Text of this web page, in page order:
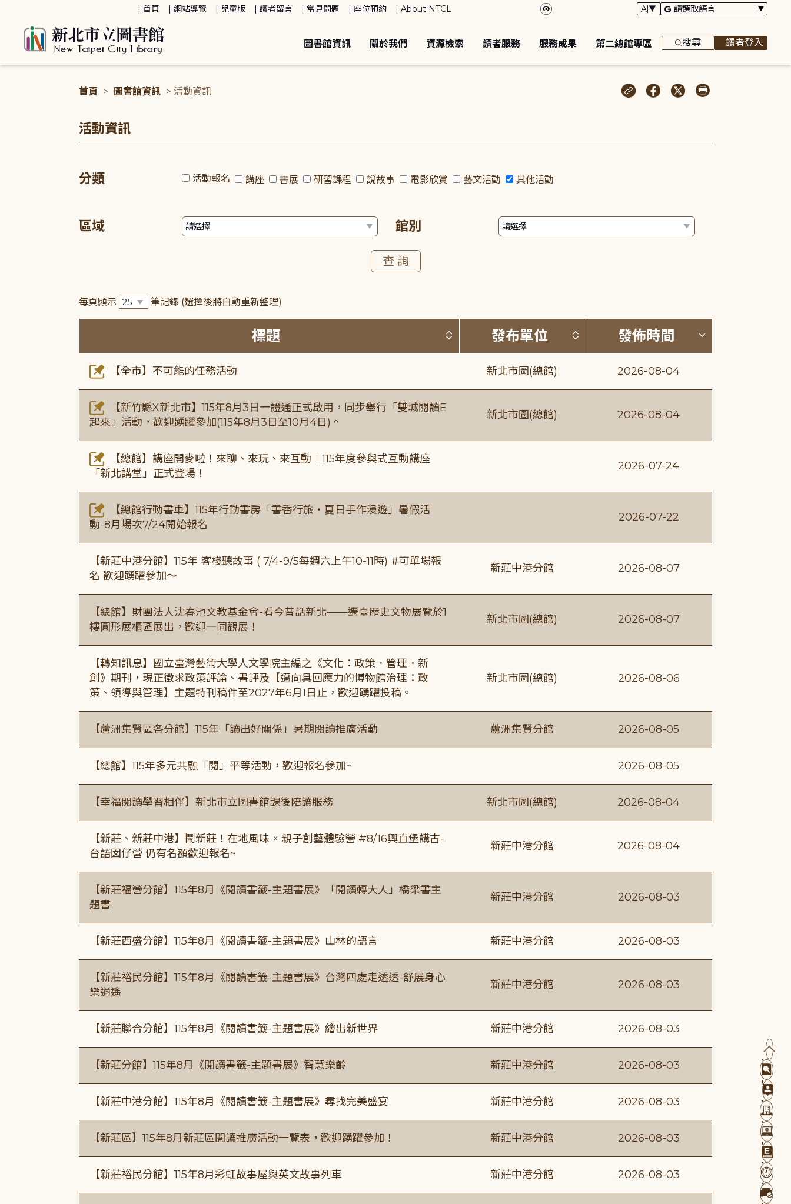
首頁 網站導覽 兒童版 讀者留言 常見問題 座位預約 About NTCL
圖書館資訊 關於我們 資源檢索 讀者服務 服務成果 第二總館專區 搜尋 讀者登入
首頁 > 圖書館資訊 > 活動資訊
活動資訊
分類 活動報名 講座 書展 研習課程 說故事 電影欣賞 藝文活動 其他活動
區域 館別
每頁顯示 筆記錄 (選擇後將自動重新整理)
標題 按標題排序 (升降冪)
發布單位 按發布單位排序 (升降冪)
發佈時間 按發佈時間
【全市】不可能的任務活動 新北市圖(總館) 2026-08-04
【新竹縣X新北市】115年8月3日一證通正式啟用，同步舉行「雙城閱讀E
起來」活動，歡迎踴躍參加(115年8月3日至10月4日)。
新北市圖(總館) 2026-08-04
【總館】講座開麥啦！來聊、來玩、來互動｜115年度參與式互動講座
「新北講堂」正式登場！
2026-07-24
【總館行動書車】115年行動書房「書香行旅・夏日手作漫遊」暑假活
動-8月場次7/24開始報名
2026-07-22
【新莊中港分館】115年 客棧聽故事 ( 7/4-9/5每週六上午10-11時) #可單場報
名 歡迎踴躍參加～
新莊中港分館 2026-08-07
【總館】財團法人沈春池文教基金會-看今昔話新北——遷臺歷史文物展覽於1
樓圓形展櫃區展出，歡迎一同觀展！
新北市圖(總館) 2026-08-07
【轉知訊息】國立臺灣藝術大學人文學院主編之《文化：政策．管理．新
創》期刊，現正徵求政策評論、書評及【邁向具回應力的博物館治理：政
策、領導與管理】主題特刊稿件至2027年6月1日止，歡迎踴躍投稿。
新北市圖(總館) 2026-08-06
【蘆洲集賢區各分館】115年「讀出好關係」暑期閱讀推廣活動 蘆洲集賢分館 2026-08-05
【總館】115年多元共融「閱」平等活動，歡迎報名參加~ 2026-08-05
【幸福閱讀學習相伴】新北市立圖書館課後陪讀服務 新北市圖(總館) 2026-08-04
【新莊、新莊中港】鬧新莊！在地風味 × 親子創藝體驗營 #8/16興直堡講古-
台語囡仔營 仍有名額歡迎報名~
新莊中港分館 2026-08-04
【新莊福營分館】115年8月《閱讀書籤-主題書展》「閱讀轉大人」橋梁書主
題書
新莊中港分館 2026-08-03
【新莊西盛分館】115年8月《閱讀書籤-主題書展》山林的語言 新莊中港分館 2026-08-03
【新莊裕民分館】115年8月《閱讀書籤-主題書展》台灣四處走透透-舒展身心
樂逍遙
新莊中港分館 2026-08-03
【新莊聯合分館】115年8月《閱讀書籤-主題書展》繪出新世界 新莊中港分館 2026-08-03
【新莊分館】115年8月《閱讀書籤-主題書展》智慧樂齡 新莊中港分館 2026-08-03
【新莊中港分館】115年8月《閱讀書籤-主題書展》尋找完美盛宴 新莊中港分館 2026-08-03
【新莊區】115年8月新莊區閱讀推廣活動一覽表，歡迎踴躍參加！ 新莊中港分館 2026-08-03
【新莊裕民分館】115年8月彩虹故事屋與英文故事列車 新莊中港分館 2026-08-03